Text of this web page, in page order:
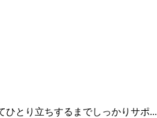
ひとり立ちするまでしっかりサポ...